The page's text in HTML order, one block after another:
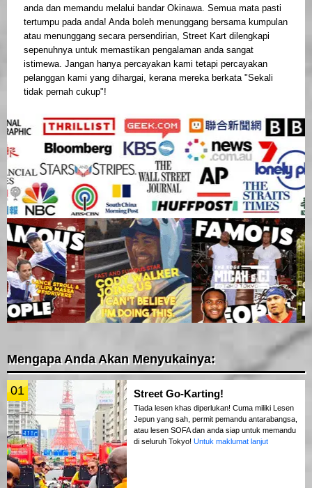
anda dan memandu melalui bandar Okinawa. Semua mata pasti
tertumpu pada anda! Anda boleh menunggang bersama kumpulan
atau menunggang secara persendirian, Street Kart dilengkapi
sepenuhnya untuk memastikan pengalaman anda sangat
istimewa. Jangan hanya percayakan kami tetapi percayakan
pelanggan kami yang dihargai, kerana mereka berkata "Sekali
tidak pernah cukup"!
Mengapa Anda Akan Menyukainya:
01 Street Go-Karting!
Tiada lesen khas diperlukan! Cuma miliki Lesen
Jepun yang sah, permit pemandu antarabangsa,
atau lesen SOFA dan anda siap untuk memandu
di seluruh Tokyo! Untuk maklumat lanjut